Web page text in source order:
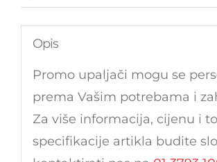
Opis
Promo upaljači mogu se
prema Vašim potrebama i
Za više informacija, cijenu i
specifikacije artikla budite